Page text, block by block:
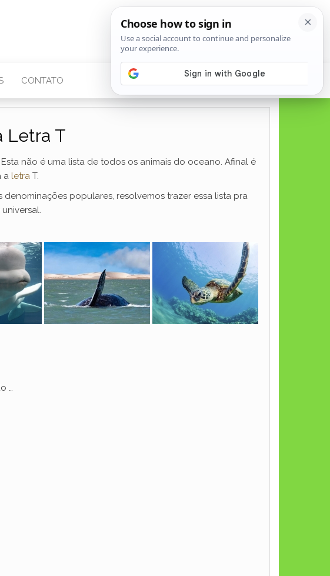
CONTATO
Letra T
não é uma lista de todos os animais do oceano. Afinal é
a letra T.
populares, resolvemos trazer essa lista pra
…